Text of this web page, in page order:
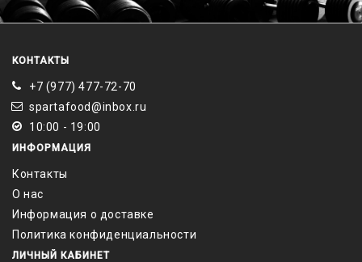
КОНТАКТЫ
+7 (977) 477-72-70
spartafood@inbox.ru
10:00 - 19:00
ИНФОРМАЦИЯ
Контакты
О нас
Информация о доставке
Политика конфиденциальности
ЛИЧНЫЙ КАБИНЕТ